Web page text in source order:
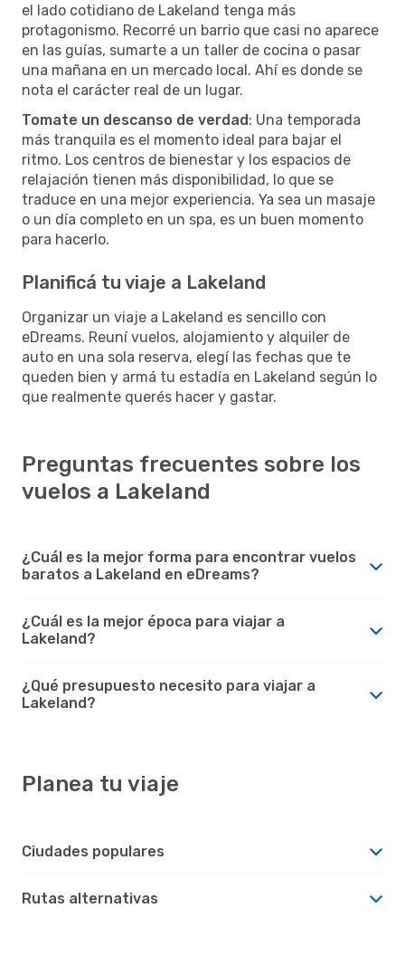
el lado cotidiano de Lakeland tenga más
protagonismo. Recorré un barrio que casi no aparece
en las guías, sumarte a un taller de cocina o pasar
una mañana en un mercado local. Ahí es donde se
nota el carácter real de un lugar.
Tomate un descanso de verdad: Una temporada
más tranquila es el momento ideal para bajar el
ritmo. Los centros de bienestar y los espacios de
relajación tienen más disponibilidad, lo que se
traduce en una mejor experiencia. Ya sea un masaje
o un día completo en un spa, es un buen momento
para hacerlo.
Planificá tu viaje a Lakeland
Organizar un viaje a Lakeland es sencillo con
eDreams. Reuní vuelos, alojamiento y alquiler de
auto en una sola reserva, elegí las fechas que te
queden bien y armá tu estadía en Lakeland según lo
que realmente querés hacer y gastar.
Preguntas frecuentes sobre los
vuelos a Lakeland
¿Cuál es la mejor forma para encontrar vuelos
baratos a Lakeland en eDreams?
¿Cuál es la mejor época para viajar a
Lakeland?
¿Qué presupuesto necesito para viajar a
Lakeland?
Planea tu viaje
Ciudades populares
Rutas alternativas